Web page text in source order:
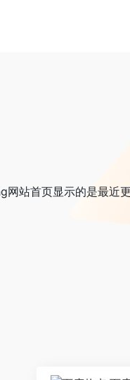
站首页显示的是最近